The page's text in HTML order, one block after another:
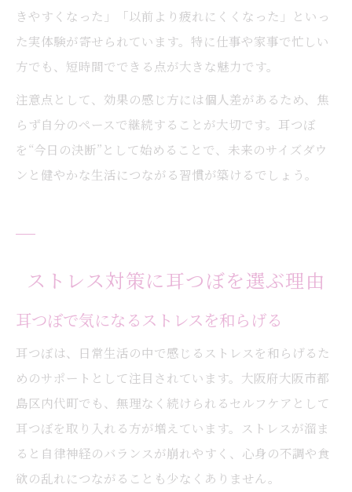
きやすくなった」「以前より疲れにくくなった」といっ
た実体験が寄せられています。特に仕事や家事で忙しい
方でも、短時間でできる点が大きな魅力です。
注意点として、効果の感じ方には個人差があるため、焦
らず自分のペースで継続することが大切です。耳つぼ
を“今日の決断”として始めることで、未来のサイズダウ
ンと健やかな生活につながる習慣が築けるでしょう。
ストレス対策に耳つぼを選ぶ理由
耳つぼで気になるストレスを和らげる
耳つぼは、日常生活の中で感じるストレスを和らげるた
めのサポートとして注目されています。大阪府大阪市都
島区内代町でも、無理なく続けられるセルフケアとして
耳つぼを取り入れる方が増えています。ストレスが溜ま
ると自律神経のバランスが崩れやすく、心身の不調や食
欲の乱れにつながることも少なくありません。